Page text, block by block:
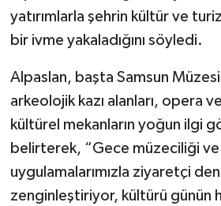
yatırımlarla şehrin kültür ve
bir ivme yakaladığını söyledi.
Alpaslan, başta Samsun
arkeolojik kazı alanları, opera
kültürel mekanların yoğun ilgi
belirterek, “Gece müzeciliği ve
uygulamalarımızla ziyaretçi
zenginleştiriyor, kültürü günün